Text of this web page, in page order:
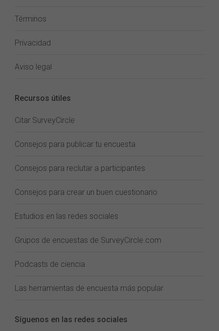
Términos
Privacidad
Aviso legal
Recursos útiles
Citar SurveyCircle
Consejos para publicar tu encuesta
Consejos para reclutar a participantes
Consejos para crear un buen cuestionario
Estudios en las redes sociales
Grupos de encuestas de SurveyCircle.com
Podcasts de ciencia
Las herramientas de encuesta más popular
Síguenos en las redes sociales